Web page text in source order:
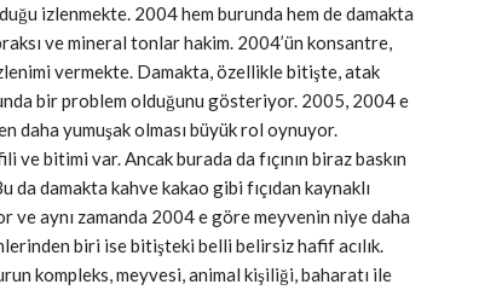
izlenmekte. 2004 hem burunda hem de damakta
ve mineral tonlar hakim. 2004’ün konsantre,
vermekte. Damakta, özellikle bitişte, atak
bir problem olduğunu gösteriyor. 2005, 2004 e
daha yumuşak olması büyük rol oynuyor.
bitimi var. Ancak burada da fıçının biraz baskın
da damakta kahve kakao gibi fıçıdan kaynaklı
aynı zamanda 2004 e göre meyvenin niye daha
biri ise bitişteki belli belirsiz hafif acılık.
kompleks, meyvesi, animal kişiliği, baharatı ile